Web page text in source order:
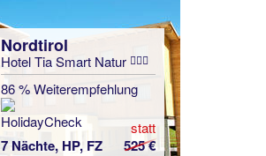
Nordtirol
Hotel Tia Smart Natur
86 % Weiterempfehlung
7 Nächte, HP, FZ
statt
525 €